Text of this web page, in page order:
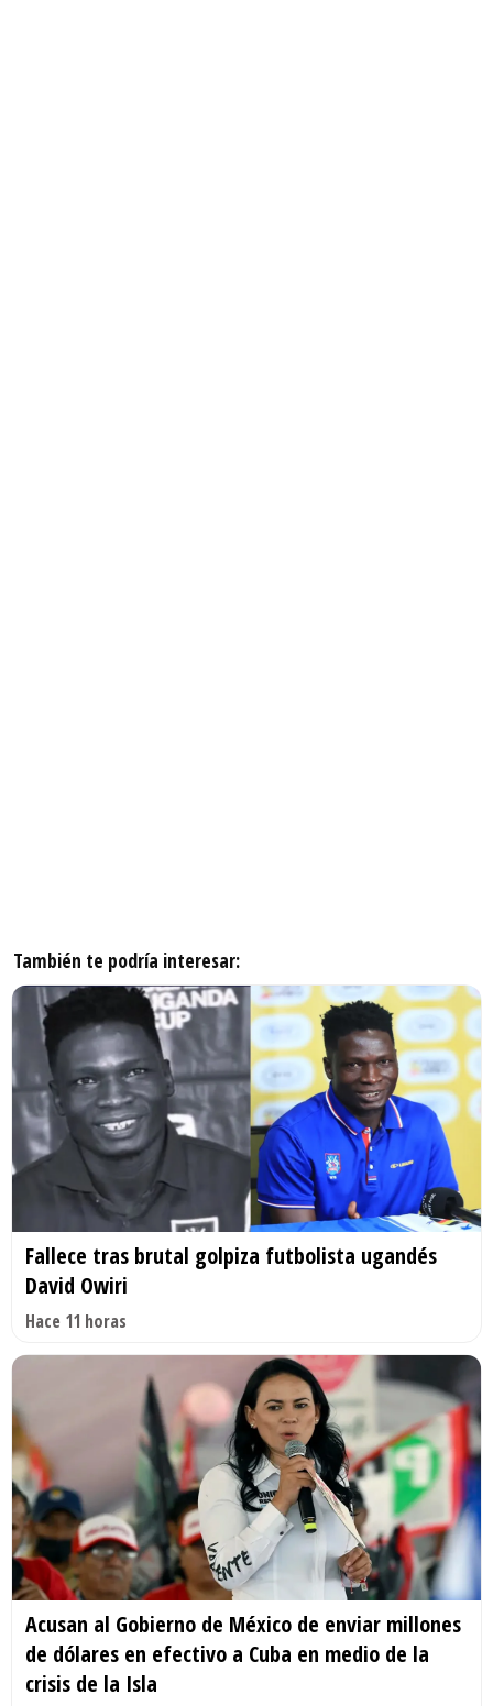
También te podría interesar:
Fallece tras brutal golpiza futbolista ugandés
David Owiri
Hace 11 horas
Acusan al Gobierno de México de enviar millones
de dólares en efectivo a Cuba en medio de la
crisis de la Isla